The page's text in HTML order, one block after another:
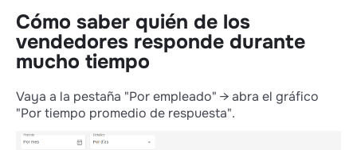
Cómo asegurarse de que un vendedor se
corresponde realmente con los clientes
Cómo saber cuándo y por qué crece el
interés por un producto
Preguntas frecuentes
Cómo saber quién de los
vendedores responde durante
mucho tiempo
Vaya a la pestaña "Por empleado" → abra el gráfico
"Por tiempo promedio de respuesta".